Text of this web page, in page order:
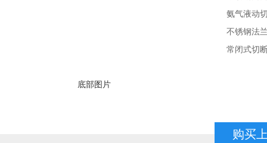
不锈钢法
常闭式切
底部图片
购买